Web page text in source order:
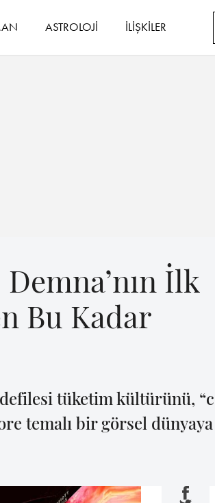
ASTROLOJİ İLİŞKİLER
İlk
Bu Kadar
tüketim kültürünü,
temalı bir görsel